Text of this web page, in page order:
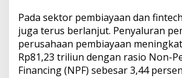
Pada sektor pembiayaan dan
juga terus berlanjut. Penyaluran
perusahaan pembiayaan
Rp81,23 triliun dengan rasio Non-
Financing (NPF) sebesar 3,44